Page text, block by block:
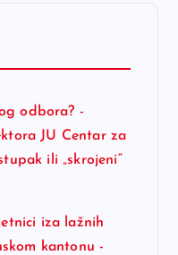
odbora? -
JU Centar za
ili „skrojeni“
iza lažnih
kantonu -